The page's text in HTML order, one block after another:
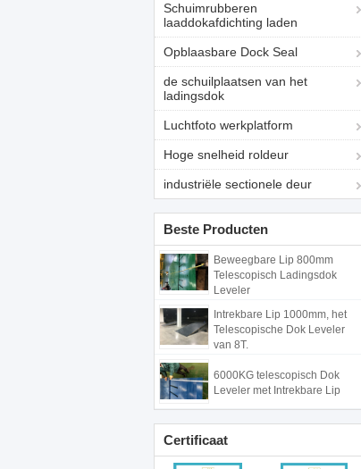
Schuimrubberen
laaddokafdichting laden
Opblaasbare Dock Seal
de schuilplaatsen van het
ladingsdok
Luchtfoto werkplatform
Hoge snelheid roldeur
industriële sectionele deur
Beste Producten
Beweegbare Lip 800mm
Telescopisch Ladingsdok
Leveler
Intrekbare Lip 1000mm, het
Telescopische Dok Leveler
van 8T.
6000KG telescopisch Dok
Leveler met Intrekbare Lip
Certificaat